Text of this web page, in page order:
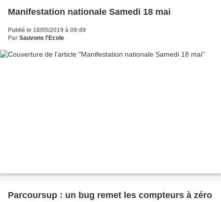
Manifestation nationale Samedi 18 mai
Publié le 18/05/2019 à 09:49
Par Sauvons l'Ecole
Parcoursup : un bug remet les compteurs à zéro